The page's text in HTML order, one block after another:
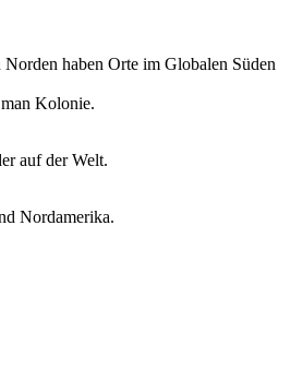
haben Orte im Globalen Süden
Kolonie.
auf der Welt.
Nordamerika.